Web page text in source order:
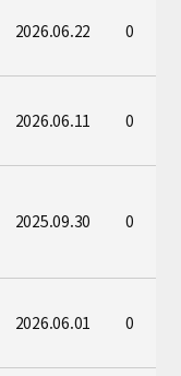
2026.06.22 0
2026.06.11 0
2025.09.30 0
2026.06.01 0